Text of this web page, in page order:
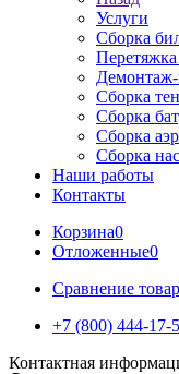
Услуги
Сборка
Перетяжка
Демонтаж-
Сборка
Сборка
Сборка
Сборка
Наши работы
Контакты
Корзина0
Отложенные0
Сравнение
+7 (800) 444-17-
Контактная